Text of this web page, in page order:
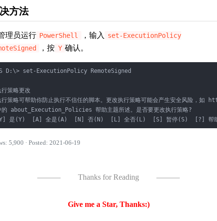
方法
理员运行 PowerShell ，输入
set-ExecutionPolicy
，按 Y 确认。
D:\> set-ExecutionPolicy RemoteSigned
行策略更改
行策略可帮助你防止执行不信任的脚本。更改执行策略可能会产生安全风险
的 about_Execution_Policies 帮助主题所述。是否要更改执行策略?
是(Y)  [A] 全是(A)  [N] 否(N)  [L] 全否(L)  [S] 暂停(S)  [?] 帮助 (
5,900 · Posted: 2021-06-19
——— Thanks for Reading ———
Give me a Star, Thanks:)